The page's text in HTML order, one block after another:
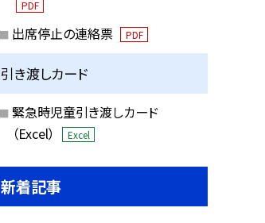
PDF
出席停止の連絡票 PDF
引き渡しカード
緊急時児童引き渡しカード
（Excel）
Excel
新着記事